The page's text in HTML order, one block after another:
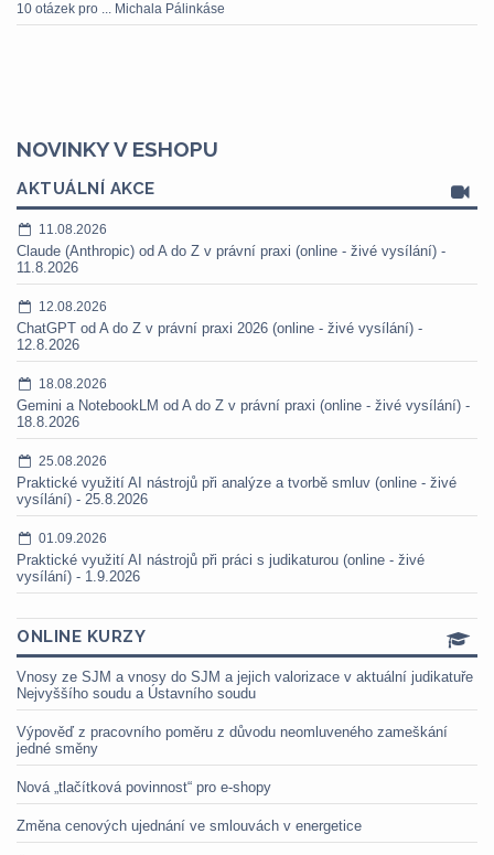
10 otázek pro ... Michala Pálinkáse
NOVINKY V ESHOPU
AKTUÁLNÍ AKCE
11.08.2026
Claude (Anthropic) od A do Z v právní praxi (online - živé vysílání) -
11.8.2026
12.08.2026
ChatGPT od A do Z v právní praxi 2026 (online - živé vysílání) -
12.8.2026
18.08.2026
Gemini a NotebookLM od A do Z v právní praxi (online - živé vysílání) -
18.8.2026
25.08.2026
Praktické využití AI nástrojů při analýze a tvorbě smluv (online - živé
vysílání) - 25.8.2026
01.09.2026
Praktické využití AI nástrojů při práci s judikaturou (online - živé
vysílání) - 1.9.2026
ONLINE KURZY
Vnosy ze SJM a vnosy do SJM a jejich valorizace v aktuální judikatuře
Nejvyššího soudu a Ústavního soudu
Výpověď z pracovního poměru z důvodu neomluveného zameškání
jedné směny
Nová „tlačítková povinnost“ pro e-shopy
Změna cenových ujednání ve smlouvách v energetice